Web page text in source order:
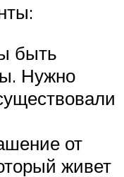
быть
Нужно
от
живет